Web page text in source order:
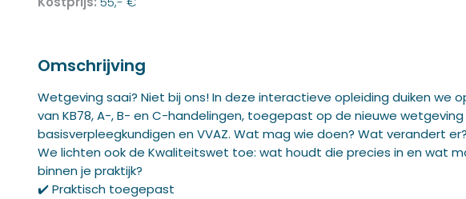
Omschrijving
Wetgeving saai? Niet bij ons! In deze interactieve opleiding duiken we
van KB78, A-, B- en C-handelingen, toegepast op de nieuwe
basisverpleegkundigen en VVAZ. Wat mag wie doen? Wat verandert er?
We lichten ook de Kwaliteitswet toe: wat houdt die precies in en wat
binnen je praktijk?
✔️ Praktisch toegepast